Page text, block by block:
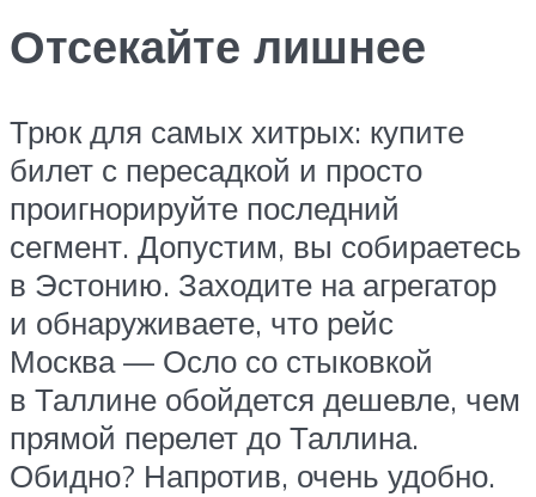
Отсекайте лишнее
Трюк для самых хитрых: купите
билет с пересадкой и просто
проигнорируйте последний
сегмент. Допустим, вы собираетесь
в Эстонию. Заходите на агрегатор
и обнаруживаете, что рейс
Москва — Осло со стыковкой
в Таллине обойдется дешевле, чем
прямой перелет до Таллина.
Обидно? Напротив, очень удобно.